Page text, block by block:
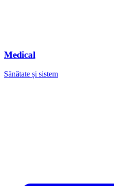
Medical
Sănătate și sistem